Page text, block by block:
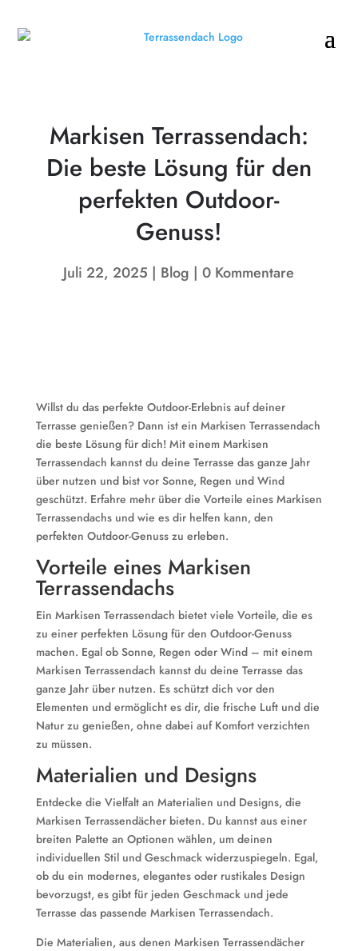
Markisen Terrassendach:
Die beste Lösung für den
perfekten Outdoor-
Genuss!
Juli 22, 2025 Blog 0 Kommentare
Willst du das perfekte Outdoor-Erlebnis auf deiner
Terrasse genießen? Dann ist ein Markisen Terrassendach
die beste Lösung für dich! Mit einem Markisen
Terrassendach kannst du deine Terrasse das ganze Jahr
über nutzen und bist vor Sonne, Regen und Wind
geschützt. Erfahre mehr über die Vorteile eines Markisen
Terrassendachs und wie es dir helfen kann, den
perfekten Outdoor-Genuss zu erleben.
Vorteile eines Markisen
Terrassendachs
Ein Markisen Terrassendach bietet viele Vorteile, die es
zu einer perfekten Lösung für den Outdoor-Genuss
machen. Egal ob Sonne, Regen oder Wind – mit einem
Markisen Terrassendach kannst du deine Terrasse das
ganze Jahr über nutzen. Es schützt dich vor den
Elementen und ermöglicht es dir, die frische Luft und die
Natur zu genießen, ohne dabei auf Komfort verzichten
zu müssen.
Materialien und Designs
Entdecke die Vielfalt an Materialien und Designs, die
Markisen Terrassendächer bieten. Du kannst aus einer
breiten Palette an Optionen wählen, um deinen
individuellen Stil und Geschmack widerzuspiegeln. Egal,
ob du ein modernes, elegantes oder rustikales Design
bevorzugst, es gibt für jeden Geschmack und jede
Terrasse das passende Markisen Terrassendach.
Die Materialien, aus denen Markisen Terrassendächer